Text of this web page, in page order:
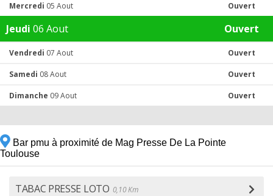
Mercredi 05 Aout Ouvert
Jeudi 06 Aout Ouvert
Vendredi 07 Aout Ouvert
Samedi 08 Aout Ouvert
Dimanche 09 Aout Ouvert
Bar pmu à proximité de Mag Presse De La Pointe
Toulouse
TABAC PRESSE LOTO 0,10 Km